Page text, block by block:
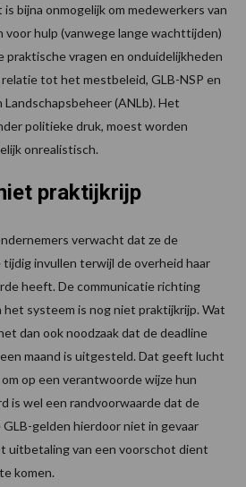
bijna onmogelijk om medewerkers van
voor hulp (vanwege lange wachttijden)
praktische vragen en onduidelijkheden
tot het mestbeleid, GLB-NSP en
(ANLb). Het
politieke druk, moest worden
onrealistisch.
praktijkrijp
verwacht dat ze de
invullen terwijl de overheid haar
heeft. De communicatie richting
het systeem is nog niet praktijkrijp. Wat
dan ook noodzaak dat de deadline
maand is uitgesteld. Dat geeft lucht
op een verantwoorde wijze hun
is wel een randvoorwaarde dat de
gelden hierdoor niet in gevaar
uitbetaling van een voorschot dient
komen.